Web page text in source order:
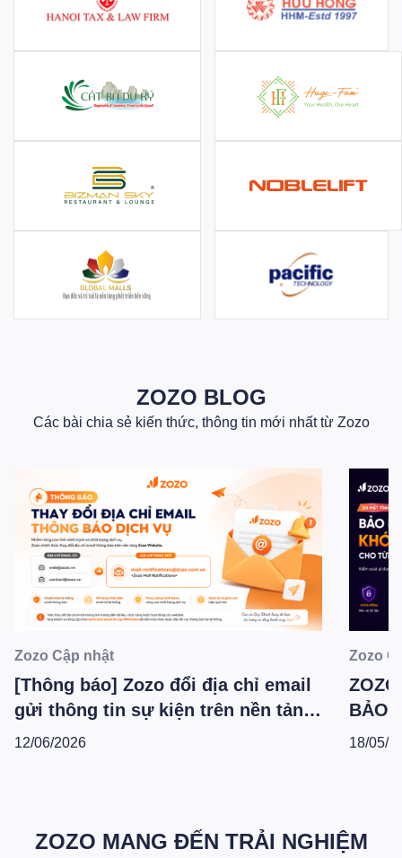
ZOZO BLOG
Các bài chia sẻ kiến thức, thông tin mới nhất từ Zozo
Zozo Cập nhật
[Thông báo] Zozo đổi địa chỉ email
gửi thông tin sự kiện trên nền tảng
Zozo Website
12/06/2026
Zozo
BẢO
18/05/
ZOZO MANG ĐẾN TRẢI NGHIỆM